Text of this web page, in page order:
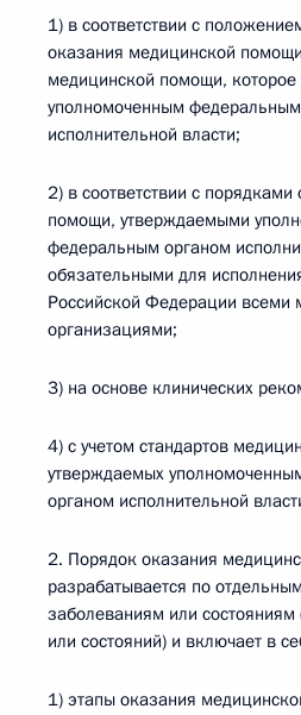
1) в соответствии с
оказания медицинской
медицинской помощи, которое
уполномоченным
исполнительной власти;
2) в соответствии с
помощи, утверждаемыми
федеральным органом
обязательными для
Российской Федерации всеми
организациями;
3) на основе клинических
4) с учетом стандартов
утверждаемых
органом исполнительной
2. Порядок оказания
разрабатывается по
заболеваниям или состояниям
или состояний) и включает в
1) этапы оказания